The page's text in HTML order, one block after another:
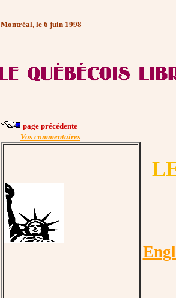
Montréal, le 6 juin 1998
page précédente
Vos commentaires